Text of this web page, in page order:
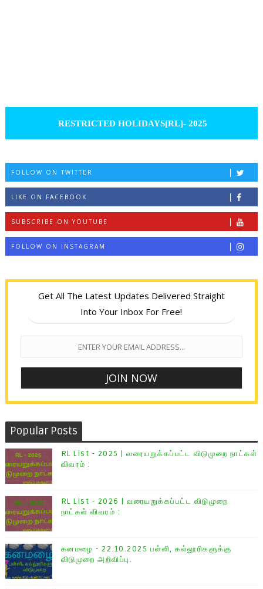
RESTRICTED HOLIDAYS[RL]- 2025
FOLLOW ON TWITTER
LIKE ON FACEBOOK
SUBSCRIBE ON YOUTUBE
FOLLOW ON INSTAGRAM
Get All The Latest Updates Delivered Straight
Into Your Inbox For Free!
Popular Posts
RL List - 2025 | வரையறுக்கப்பட்ட விடுமுறை நாட்கள்
விவரம் :
RL List - 2026 | வரையறுக்கப்பட்ட விடுமுறை
நாட்கள் விவரம் :
கனமழை - 22.10.2025 பள்ளி, கல்லூரிகளுக்கு
விடுமுறை அறிவிப்பு.